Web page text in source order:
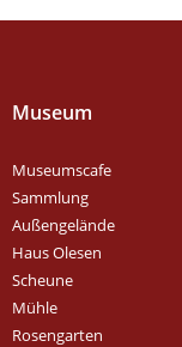
Museum
Museumscafe
Sammlung
Außengelände
Haus Olesen
Scheune
Mühle
Rosengarten